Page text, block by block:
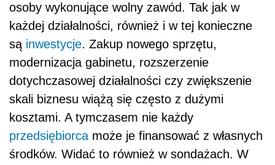
osoby wykonujące wolny zawód. Tak jak w
każdej działalności, również i w tej konieczne
są inwestycje. Zakup nowego sprzętu,
modernizacja gabinetu, rozszerzenie
dotychczasowej działalności czy zwiększenie
skali biznesu wiążą się często z dużymi
kosztami. A tymczasem nie każdy
przedsiębiorca może je finansować z własnych
środków. Widać to również w sondażach. W